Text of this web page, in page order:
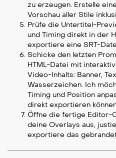
zu erzeugen. Erstelle
Vorschau aller Stile
Prüfe die Untertitel-
und Timing direkt in der
exportiere eine SRT-
Schicke den letzten
HTML-Datei mit
Video-Inhalts: Banner,
Wasserzeichen. Ich
Timing und Position
direkt exportieren
Öffne die fertige Editor-
deine Overlays aus,
exportiere das